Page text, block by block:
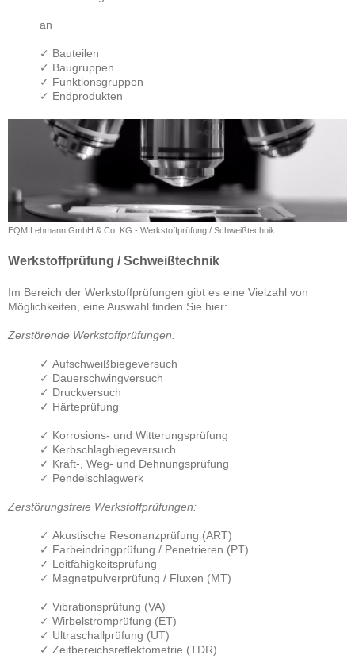
an
✓ Bauteilen
✓ Baugruppen
✓ Funktionsgruppen
✓ Endprodukten
EQM Lehmann GmbH & Co. KG - Werkstoffprüfung / Schweißtechnik
Werkstoffprüfung / Schweißtechnik
Im Bereich der Werkstoffprüfungen gibt es eine Vielzahl von
Möglichkeiten, eine Auswahl finden Sie hier:
Zerstörende Werkstoffprüfungen:
✓ Aufschweißbiegeversuch
✓ Dauerschwingversuch
✓ Druckversuch
✓ Härteprüfung
✓ Korrosions- und Witterungsprüfung
✓ Kerbschlagbiegeversuch
✓ Kraft-, Weg- und Dehnungsprüfung
✓ Pendelschlagwerk
Zerstörungsfreie Werkstoffprüfungen:
✓ Akustische Resonanzprüfung (ART)
✓ Farbeindringprüfung / Penetrieren (PT)
✓ Leitfähigkeitsprüfung
✓ Magnetpulverprüfung / Fluxen (MT)
✓ Vibrationsprüfung (VA)
✓ Wirbelstromprüfung (ET)
✓ Ultraschallprüfung (UT)
✓ Zeitbereichsreflektometrie (TDR)